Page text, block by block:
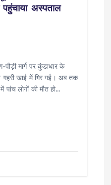
अस्पताल
मार्ग पर कुंडाधार के
गहरी खाई में गिर गई। अब तक
पांच लोगों की मौत हो…